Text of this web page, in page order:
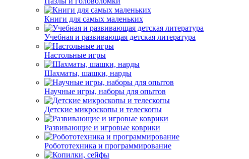
Книги для самых маленьких
Учебная и развивающая детская литература
Настольные игры
Шахматы, шашки, нарды
Научные игры, наборы для опытов
Детские микроскопы и телескопы
Развивающие и игровые коврики
Робототехника и программирование